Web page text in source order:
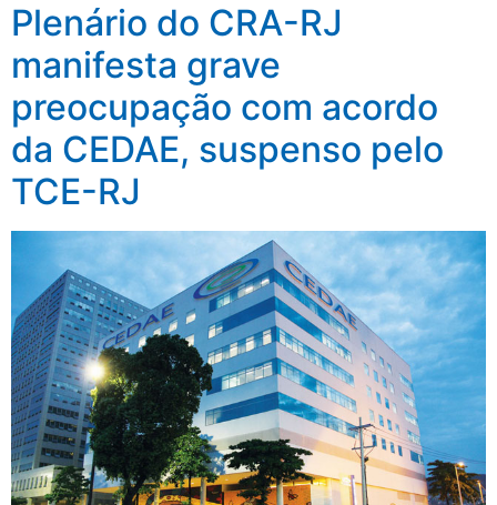
Plenário do CRA-RJ
manifesta grave
preocupação com acordo
da CEDAE, suspenso pelo
TCE-RJ